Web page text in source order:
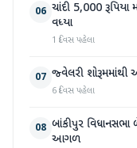
06 ચાંદી 5,000 રૂપિયા
વધ્યા
1 દિવસ પહેલા
07 જ્વેલરી શોરૂમમાંથી
6 દિવસ પહેલા
08 બાંકીપુર
આગળ